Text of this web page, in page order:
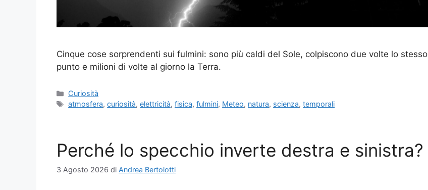
Cinque cose sorprendenti sui fulmini: sono più caldi del Sole, colpiscono due volte lo stesso
punto e milioni di volte al giorno la Terra.
Categorie
Curiosità
Tag
atmosfera,curiosità,elettricità,fisica,fulmini, Meteo, natura, scienza,temporali
Perché lo specchio inverte destra e sinistra?
3 Agosto 2026 di Andrea Bertolotti